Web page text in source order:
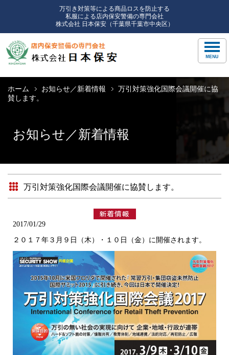
万引き対策等による商品ロスを防止する
私服による店内保安警備の専門会社
株式会社 日本保安（千葉県千葉市中央区）
ホーム お知らせ／新着情報
万引対策強化国際会議開催に協
賛します。
お知らせ／新着情報
万引対策強化国際会議開催に協賛します。
2017/01/29
２０１７年３月９日（木）・１０日（金）に開催されます。